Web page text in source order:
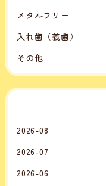
メタルフリー
入れ歯（義歯）
その他
2026-08
2026-07
2026-06